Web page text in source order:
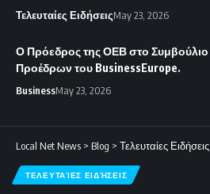
Τελευταίες ΕιδήσειςMay 23, 2026
Ο Πρόεδρος της ΟΕΒ στο Συμβούλιο
Προέδρων του BusinessEurope.
BusinessMay 23, 2026
Local Net News > Blog > Τελευταίες Ειδήσεις
ΤΕΛΕΥΤΑΊΕΣ ΕΙΔΉΣΕΙΣ